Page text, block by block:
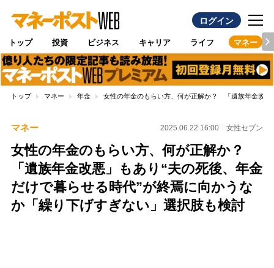
ログイン
トップ 投資 ビジネス キャリア ライフ マネー
トップ マネー 年金 女性の年金のもらい方、何が正解か？ 「遺族年金改悪
マネー 2025.06.22 16:00 女性セブン
女性の年金のもらい方、何が正解か？
「遺族年金改悪」もあり“夫の死後、年金
だけで暮らせる時代”が終焉に向かうな
か「繰り下げすぎない」選択肢も検討